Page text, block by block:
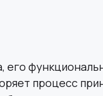
его
процесс